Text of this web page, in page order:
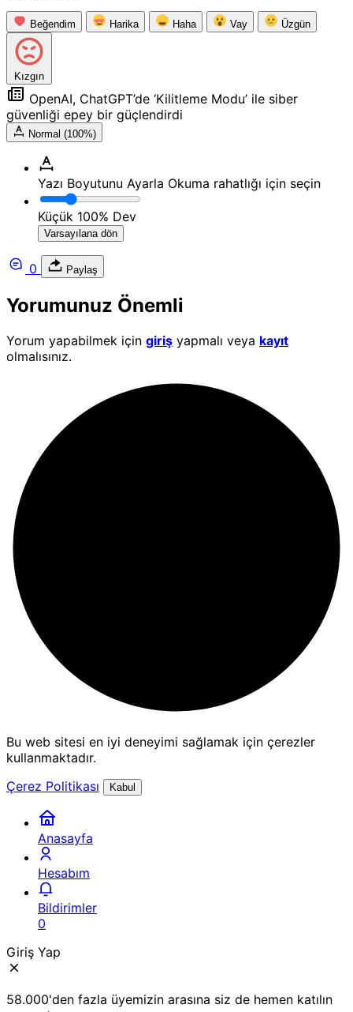
Beğendim Harika Haha Vay Üzgün
Kızgın
OpenAI, ChatGPT’de ‘Kilitleme Modu’ ile siber
güvenliği epey bir güçlendirdi
Normal (100%)
Yazı Boyutunu Ayarla Okuma rahatlığı için seçin
Küçük 100% Dev
Varsayılana dön
0 Paylaş
Yorumunuz Önemli
Yorum yapabilmek için giriş yapmalı veya kayıt
olmalısınız.
Bu web sitesi en iyi deneyimi sağlamak için çerezler
kullanmaktadır.
Çerez Politikası
Kabul
Anasayfa
Hesabım
Bildirimler
0
Giriş Yap
58.000'den fazla üyemizin arasına siz de hemen katılın